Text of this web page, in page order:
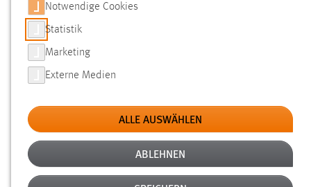
SUCHE
FILTER
Typ
Erstellungsdatum
Notwendige Cookies
Statistik
Marketing
Externe Medien
ALLE AUSWÄHLEN
ABLEHNEN